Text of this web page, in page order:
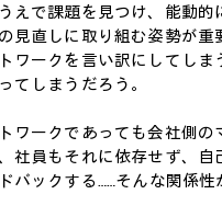
えで課題を見つけ、能動的
見直しに取り組む姿勢が重
ワークを言い訳にしてしま
てしまうだろう。
ワークであっても会社側の
社員もそれに依存せず、自
バックする……そんな関係性